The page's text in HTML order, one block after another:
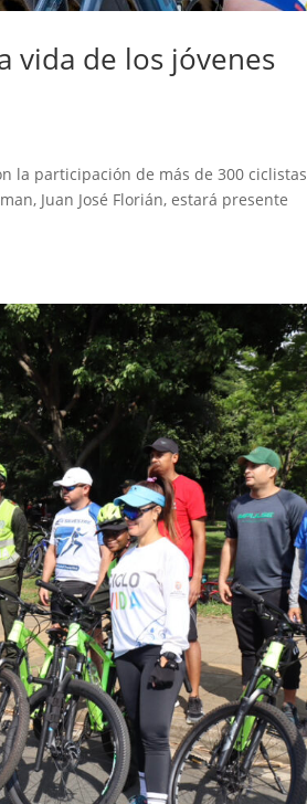
vida de los jóvenes
la participación de más de 300 ciclistas
Juan José Florián, estará presente